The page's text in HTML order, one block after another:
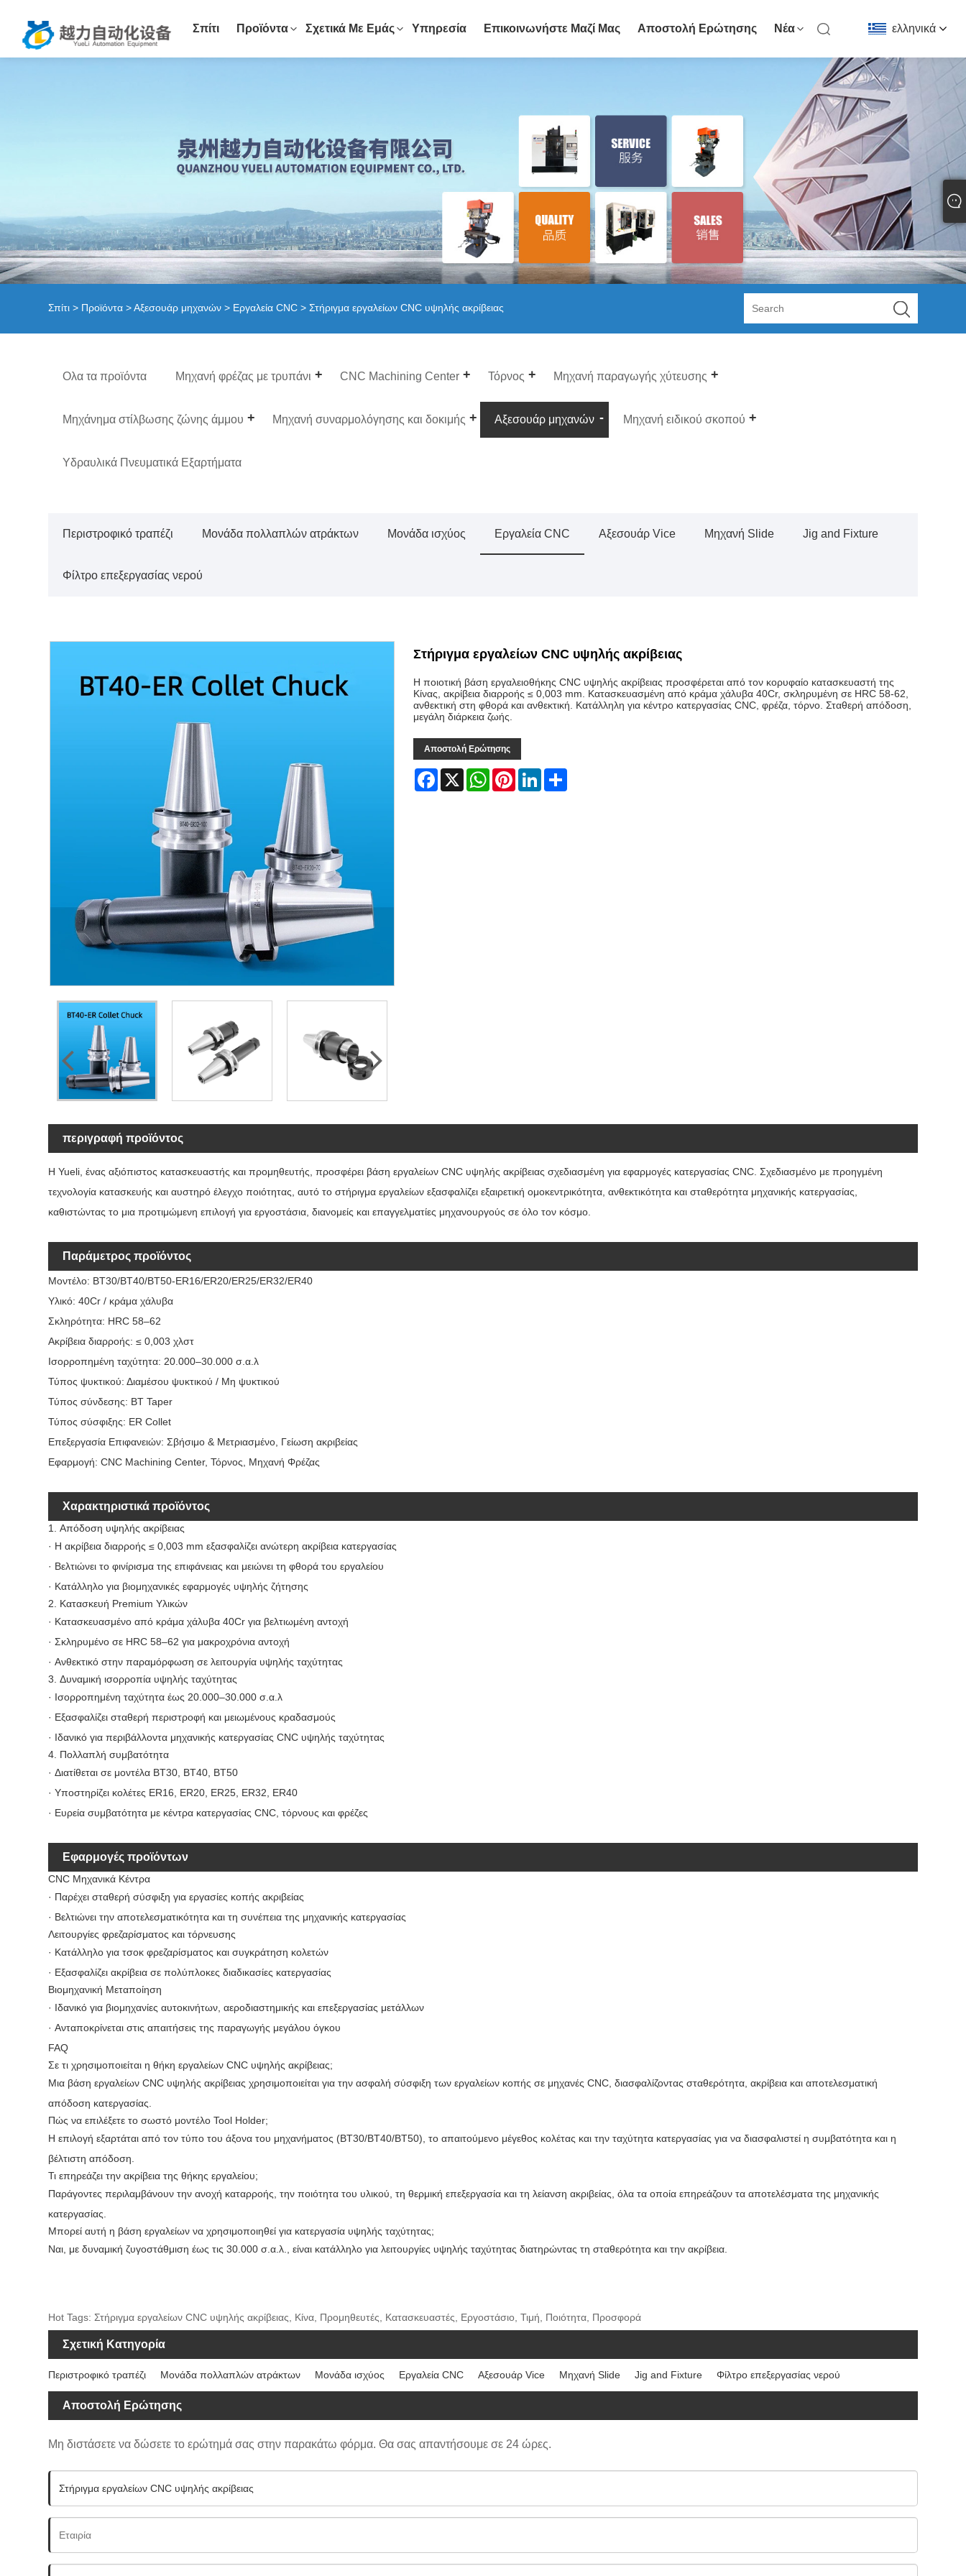
ελληνικά
Σπίτι Προϊόντα Σχετικά Με Εμάς Υπηρεσία Επικοινωνήστε Μαζί Μας Αποστολή Ερώτησης Νέα
Σπίτι > Προϊόντα >Αξεσουάρ μηχανών > Εργαλεία CNC > Στήριγμα εργαλείων CNC υψηλής ακρίβειας
Ολα τα προϊόντα Μηχανή φρέζας με τρυπάνι CNC Machining Center Τόρνος Μηχανή παραγωγής χύτευσης
Μηχάνημα στίλβωσης ζώνης άμμου Μηχανή συναρμολόγησης και δοκιμής Αξεσουάρ μηχανών Μηχανή ειδικού σκοπού
Υδραυλικά Πνευματικά Εξαρτήματα
Περιστροφικό τραπέζι Μονάδα πολλαπλών ατράκτων Μονάδα ισχύος Εργαλεία CNC Αξεσουάρ Vice Μηχανή Slide Jig and Fixture
Φίλτρο επεξεργασίας νερού
Στήριγμα εργαλείων CNC υψηλής ακρίβειας
Η ποιοτική βάση εργαλειοθήκης CNC υψηλής ακρίβειας προσφέρεται από τον κορυφαίο κατασκευαστή της
Κίνας, ακρίβεια διαρροής ≤ 0,003 mm. Κατασκευασμένη από κράμα χάλυβα 40Cr, σκληρυμένη σε HRC 58-62,
ανθεκτική στη φθορά και ανθεκτική. Κατάλληλη για κέντρο κατεργασίας CNC, φρέζα, τόρνο. Σταθερή απόδοση,
μεγάλη διάρκεια ζωής.
Αποστολή Ερώτησης
Facebook
X WhatsAppPinterestLinkedIn
περιγραφή προϊόντος
Η Yueli, ένας αξιόπιστος κατασκευαστής και προμηθευτής, προσφέρει βάση εργαλείων CNC υψηλής ακρίβειας σχεδιασμένη για εφαρμογές κατεργασίας CNC. Σχεδιασμένο με προηγμένη
τεχνολογία κατασκευής και αυστηρό έλεγχο ποιότητας, αυτό το στήριγμα εργαλείων εξασφαλίζει εξαιρετική ομοκεντρικότητα, ανθεκτικότητα και σταθερότητα μηχανικής κατεργασίας,
καθιστώντας το μια προτιμώμενη επιλογή για εργοστάσια, διανομείς και επαγγελματίες μηχανουργούς σε όλο τον κόσμο.
Παράμετρος προϊόντος
Μοντέλο: BT30/BT40/BT50-ER16/ER20/ER25/ER32/ER40
Υλικό: 40Cr / κράμα χάλυβα
Σκληρότητα: HRC 58–62
Ακρίβεια διαρροής: ≤ 0,003 χλστ
Ισορροπημένη ταχύτητα: 20.000–30.000 σ.α.λ
Τύπος ψυκτικού: Διαμέσου ψυκτικού / Μη ψυκτικού
Τύπος σύνδεσης: BT Taper
Τύπος σύσφιξης: ER Collet
Επεξεργασία Επιφανειών: Σβήσιμο & Μετριασμένο, Γείωση ακριβείας
Εφαρμογή: CNC Machining Center, Τόρνος, Μηχανή Φρέζας
Χαρακτηριστικά προϊόντος
1. Απόδοση υψηλής ακρίβειας
· Η ακρίβεια διαρροής ≤ 0,003 mm εξασφαλίζει ανώτερη ακρίβεια κατεργασίας
· Βελτιώνει το φινίρισμα της επιφάνειας και μειώνει τη φθορά του εργαλείου
· Κατάλληλο για βιομηχανικές εφαρμογές υψηλής ζήτησης
2. Κατασκευή Premium Υλικών
· Κατασκευασμένο από κράμα χάλυβα 40Cr για βελτιωμένη αντοχή
· Σκληρυμένο σε HRC 58–62 για μακροχρόνια αντοχή
· Ανθεκτικό στην παραμόρφωση σε λειτουργία υψηλής ταχύτητας
3. Δυναμική ισορροπία υψηλής ταχύτητας
· Ισορροπημένη ταχύτητα έως 20.000–30.000 σ.α.λ
· Εξασφαλίζει σταθερή περιστροφή και μειωμένους κραδασμούς
· Ιδανικό για περιβάλλοντα μηχανικής κατεργασίας CNC υψηλής ταχύτητας
4. Πολλαπλή συμβατότητα
· Διατίθεται σε μοντέλα BT30, BT40, BT50
· Υποστηρίζει κολέτες ER16, ER20, ER25, ER32, ER40
· Ευρεία συμβατότητα με κέντρα κατεργασίας CNC, τόρνους και φρέζες
Εφαρμογές προϊόντων
CNC Μηχανικά Κέντρα
· Παρέχει σταθερή σύσφιξη για εργασίες κοπής ακριβείας
· Βελτιώνει την αποτελεσματικότητα και τη συνέπεια της μηχανικής κατεργασίας
Λειτουργίες φρεζαρίσματος και τόρνευσης
· Κατάλληλο για τσοκ φρεζαρίσματος και συγκράτηση κολετών
· Εξασφαλίζει ακρίβεια σε πολύπλοκες διαδικασίες κατεργασίας
Βιομηχανική Μεταποίηση
· Ιδανικό για βιομηχανίες αυτοκινήτων, αεροδιαστημικής και επεξεργασίας μετάλλων
· Ανταποκρίνεται στις απαιτήσεις της παραγωγής μεγάλου όγκου
FAQ
Σε τι χρησιμοποιείται η θήκη εργαλείων CNC υψηλής ακρίβειας;
Μια βάση εργαλείων CNC υψηλής ακρίβειας χρησιμοποιείται για την ασφαλή σύσφιξη των εργαλείων κοπής σε μηχανές CNC, διασφαλίζοντας σταθερότητα, ακρίβεια και αποτελεσματική
απόδοση κατεργασίας.
Πώς να επιλέξετε το σωστό μοντέλο Tool Holder;
Η επιλογή εξαρτάται από τον τύπο του άξονα του μηχανήματος (BT30/BT40/BT50), το απαιτούμενο μέγεθος κολέτας και την ταχύτητα κατεργασίας για να διασφαλιστεί η συμβατότητα και η
βέλτιστη απόδοση.
Τι επηρεάζει την ακρίβεια της θήκης εργαλείου;
Παράγοντες περιλαμβάνουν την ανοχή καταρροής, την ποιότητα του υλικού, τη θερμική επεξεργασία και τη λείανση ακριβείας, όλα τα οποία επηρεάζουν τα αποτελέσματα της μηχανικής
κατεργασίας.
Μπορεί αυτή η βάση εργαλείων να χρησιμοποιηθεί για κατεργασία υψηλής ταχύτητας;
Ναι, με δυναμική ζυγοστάθμιση έως τις 30.000 σ.α.λ., είναι κατάλληλο για λειτουργίες υψηλής ταχύτητας διατηρώντας τη σταθερότητα και την ακρίβεια.
Hot Tags: Στήριγμα εργαλείων CNC υψηλής ακρίβειας, Κίνα, Προμηθευτές, Κατασκευαστές, Εργοστάσιο, Τιμή, Ποιότητα, Προσφορά
Σχετική Κατηγορία
Περιστροφικό τραπέζι Μονάδα πολλαπλών ατράκτων Μονάδα ισχύος Εργαλεία CNC Αξεσουάρ Vice Μηχανή Slide Jig and Fixture Φίλτρο επεξεργασίας νερού
Αποστολή Ερώτησης
Μη διστάσετε να δώσετε το ερώτημά σας στην παρακάτω φόρμα. Θα σας απαντήσουμε σε 24 ώρες.